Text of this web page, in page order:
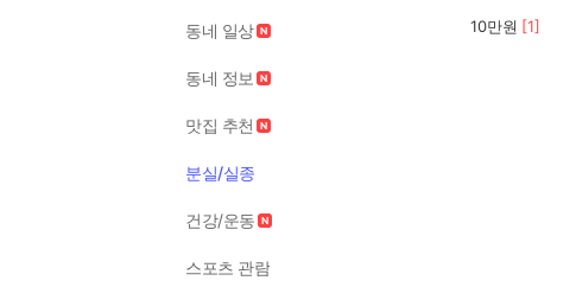
동네 일상
동네 정보
맛집 추천
분실/실종
건강/운동
스포츠 관람
10만원 [1]